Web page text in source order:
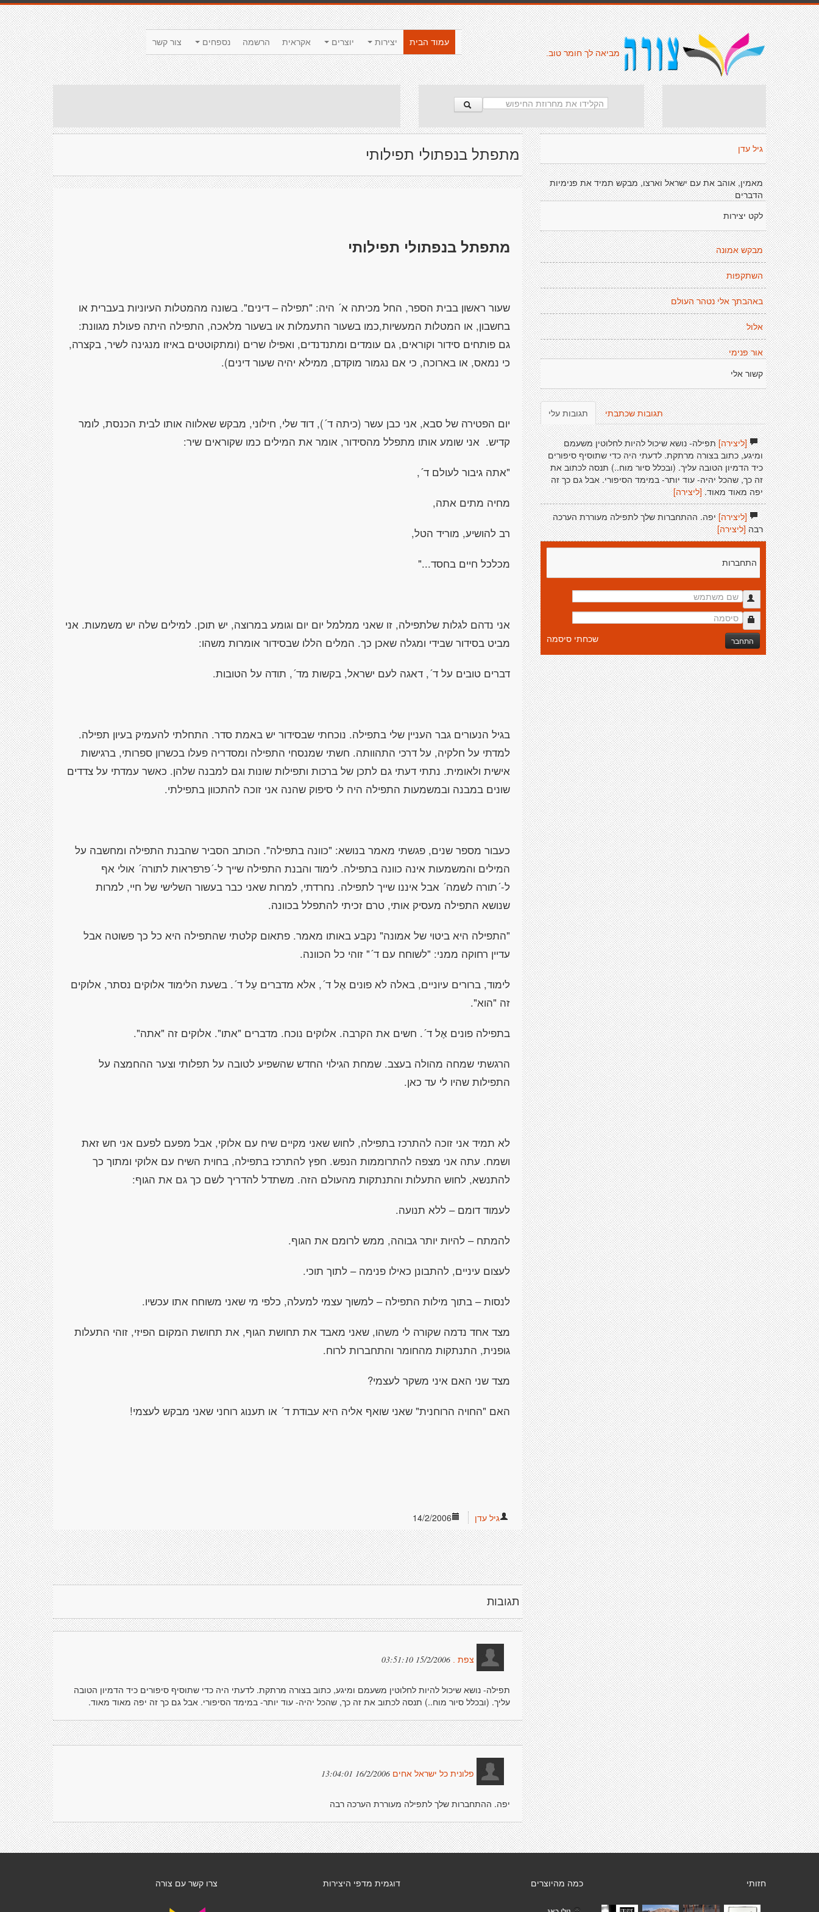
צור קשר נספחים הרשמה אקראית יוצרים יצירות
עמוד הבית
מביאה לך חומר טוב.
מתפתל בנפתולי תפילותי
מתפתל בנפתולי תפילותי
שעור ראשון בבית הספר, החל מכיתה א´ היה: "תפילה – דינים". בשונה מהמטלות העיוניות בעברית או
בחשבון, או המטלות המעשיות,כמו בשעור התעמלות או בשעור מלאכה, התפילה היתה פעולת מגוונת:
גם פותחים סידור וקוראים, גם עומדים ומתנדנדים, ואפילו שרים (ומתקוטטים באיזו מנגינה לשיר, בקצרה,
כי נמאס, או בארוכה, כי אם נגמור מוקדם, ממילא יהיה שעור דינים).
יום הפטירה של סבא, אני כבן עשר (כיתה ד´), דוד שלי, חילוני, מבקש שאלווה אותו לבית הכנסת, לומר
קדיש. אני שומע אותו מתפלל מהסידור, אומר את המילים כמו שקוראים שיר:
"אתה גיבור לעולם ד´,
מחיה מתים אתה,
רב להושיע, מוריד הטל,
מכלכל חיים בחסד..."
אני נדהם לגלות שלתפילה, זו שאני ממלמל יום יום וגומע במרוצה, יש תוכן. למילים שלה יש משמעות. אני
מביט בסידור שבידי ומגלה שאכן כך. המלים הללו שבסידור אומרות משהו:
דברים טובים על ד´, דאגה לעם ישראל, בקשות מד´, תודה על הטובות.
בגיל הנעורים גבר העניין שלי בתפילה. נוכחתי שבסידור יש באמת סדר. התחלתי להעמיק בעיון תפילה.
למדתי על חלקיה, על דרכי התהוותה. חשתי שמנסחי התפילה ומסדריה פעלו בכשרון ספרותי, ברגישות
אישית ולאומית. נתתי דעתי גם לתכן של ברכות ותפילות שונות וגם למבנה שלהן. כאשר עמדתי על צדדים
שונים במבנה ובמשמעות התפילה היה לי סיפוק שהנה אני זוכה להתכוון בתפילתי.
כעבור מספר שנים, פגשתי מאמר בנושא: "כוונה בתפילה". הכותב הסביר שהבנת התפילה ומחשבה על
המילים והמשמעות אינה כוונה בתפילה. לימוד והבנת התפילה שייך ל-´פרפראות לתורה´ אולי אף
ל-´תורה לשמה´ אבל איננו שייך לתפילה. נחרדתי, למרות שאני כבר בעשור השלישי של חיי, למרות
שנושא התפילה מעסיק אותי, טרם זכיתי להתפלל בכוונה.
"התפילה היא ביטוי של אמונה" נקבע באותו מאמר. פתאום קלטתי שהתפילה היא כל כך פשוטה אבל
עדיין רחוקה ממני: "לשוחח עם ד´" זוהי כל הכוונה.
לימוד, ברורים עיוניים, באלה לא פונים אֶל ד´, אלא מדברים עַל ד´. בשעת הלימוד אלוקים נסתר, אלוקים
זה "הוא".
בתפילה פונים אֶל ד´. חשים את הקרבה. אלוקים נוכח. מדברים "אתו". אלוקים זה "אתה".
הרגשתי שמחה מהולה בעצב. שמחת הגילוי החדש שהשפיע לטובה על תפלותי וצער ההחמצה על
התפילות שהיו לי עד כאן.
לא תמיד אני זוכה להתרכז בתפילה, לחוש שאני מקיים שיח עם אלוקי, אבל מפעם לפעם אני חש זאת
ושמח. עתה אני מצפה להתרוממות הנפש. חפץ להתרכז בתפילה, בחוית השיח עם אלוקי ומתוך כך
להתנשא, לחוש התעלות והתנתקות מהעולם הזה. משתדל להדריך לשם כך גם את הגוף:
לעמוד דומם – ללא תנועה.
להמתח – להיות יותר גבוהה, ממש לרומם את הגוף.
לעצום עיניים, להתבונן כאילו פנימה – לתוך תוכי.
לנסות – בתוך מילות התפילה – למשוך עצמי למעלה, כלפי מי שאני משוחח אתו עכשיו.
מצד אחד נדמה שקורה לי משהו, שאני מאבד את תחושת הגוף, את תחושת המקום הפיזי, זוהי התעלות
גופנית, התנתקות מהחומר והתחברות לרוח.
מצד שני האם איני משקר לעצמי?
האם "החויה הרוחנית" שאני שואף אליה היא עבודת ד´ או תענוג רוחני שאני מבקש לעצמי!
14/2/2006 גיל עדן
תגובות
צפת . 15/2/2006 03:51:10
תפילה- נושא שיכול להיות לחלוטין משעמם ומיגע, כתוב בצורה מרתקת. לדעתי היה כדי שתוסיף סיפורים כיד הדמיון הטובה
עליך. (ובכלל סיור מוח..) תנסה לכתוב את זה כך, שהכל יהיה- עוד יותר- במימד הסיפורי. אבל גם כך זה יפה מאוד מאוד.
פלונית כל ישראל אחים 16/2/2006 13:04:01
יפה. ההתחברות שלך לתפילה מעוררת הערכה רבה
גיל עדן
מאמין, אוהב את עם ישראל וארצו, מבקש תמיד את פנימיות
הדברים
לקט יצירות
מבקש אמונה
השתקפות
באהבתך אלי נטהר העולם
אלול
אור פנימי
קשור אלי
תגובות עלי תגובות שכתבתי
[ליצירה]תפילה- נושא שיכול להיות לחלוטין משעמם
ומיגע, כתוב בצורה מרתקת. לדעתי היה כדי שתוסיף סיפורים
כיד הדמיון הטובה עליך. (ובכלל סיור מוח..) תנסה לכתוב את
זה כך, שהכל יהיה- עוד יותר- במימד הסיפורי. אבל גם כך זה
יפה מאוד מאוד.[ליצירה]
[ליצירה]יפה. ההתחברות שלך לתפילה מעוררת הערכה
רבה [ליצירה]
התחברות
התחבר שכחתי סיסמה
צרו קשר עם צורה דוגמית מדפי היצירות כמה מהיוצרים חזותי